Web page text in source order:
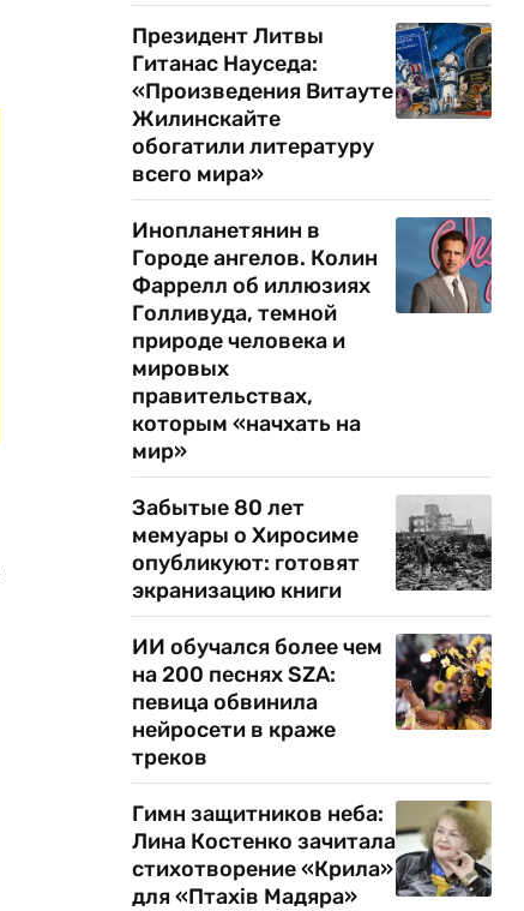
Президент Литвы
Гитанас Науседа:
«Произведения Витауте
Жилинскайте
обогатили литературу
всего мира»
Инопланетянин в
Городе ангелов. Колин
Фаррелл об иллюзиях
Голливуда, темной
природе человека и
мировых
правительствах,
которым «начхать на
мир»
Забытые 80 лет
мемуары о Хиросиме
опубликуют: готовят
экранизацию книги
ИИ обучался более чем
на 200 песнях SZA:
певица обвинила
нейросети в краже
треков
Гимн защитников неба:
Лина Костенко зачитала
стихотворение «Крила»
для «Птахів Мадяра»